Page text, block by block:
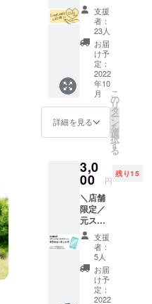
1円単位
でプラ
スのご
支援も
して頂
けま
す。 応
援、よ
ろしく
お願い
いたし
ます！
◯お礼
ル 感謝
の気持
ちを込
めたお
礼の
メール
をお送
りいた
します
支援
者：
23人
お届
け予
定：
2022
年10
月
詳細を見る
こ
の
リ
タ
ー
ン
を
選
択
す
る
3,0
00 円
残り15
＼店舗
限定／
元スマ
ホケー
ス専門
店ス
タッフ
だから
できる
リター
支援
者：
5人
お届
け予
定：
2022